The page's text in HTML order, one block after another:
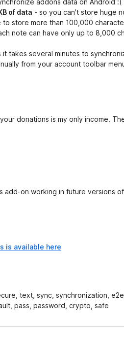
addons data on Android :(
of data - so you can't store huge
to store more than 100,000
note can have only up to 8,000
it takes several minutes to
from your account toolbar
donations is my only income.
add-on working in future versions
is available here
text, sync, synchronization,
pass, password, crypto, safe